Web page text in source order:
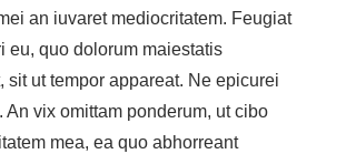
an iuvaret mediocritatem. Feugiat
eu, quo dolorum maiestatis
sit ut tempor appareat. Ne epicurei
An vix omittam ponderum, ut cibo
mea, ea quo abhorreant